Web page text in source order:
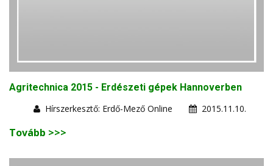
Agritechnica 2015 - Erdészeti gépek Hannoverben
Hírszerkesztő: Erdő-Mező Online
2015.11.10.
Tovább >>>